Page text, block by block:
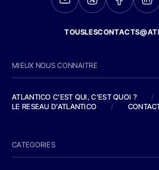
MIEUX NOUS CONNAITRE
ATLANTICO C'EST QUI, C'EST QUOI ?
/
LE RESEAU D'ATLANTICO
/
CATEGORIES